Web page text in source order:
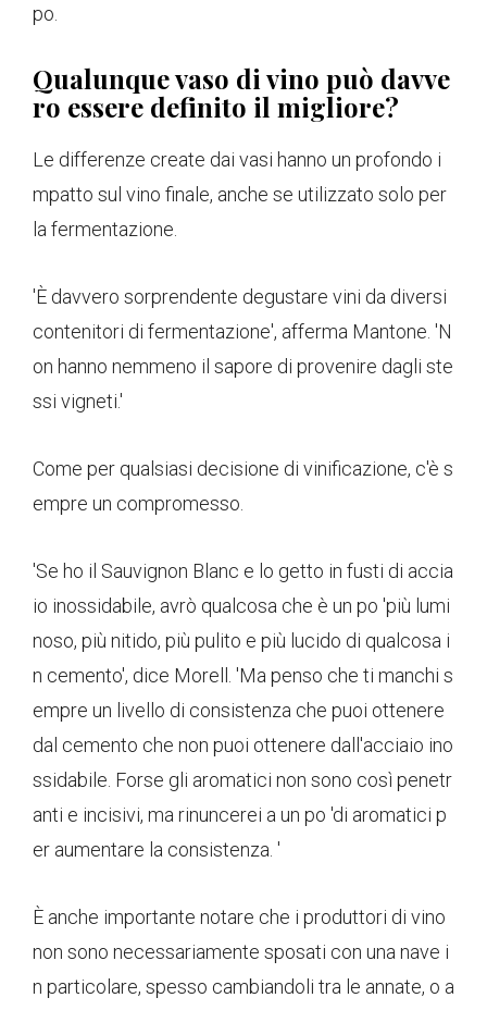
po.
Qualunque vaso di vino può davve
ro essere definito il migliore?
Le differenze create dai vasi hanno un profondo i
mpatto sul vino finale, anche se utilizzato solo per
la fermentazione.
'È davvero sorprendente degustare vini da diversi
contenitori di fermentazione', afferma Mantone. 'N
on hanno nemmeno il sapore di provenire dagli ste
ssi vigneti.'
Come per qualsiasi decisione di vinificazione, c'è s
empre un compromesso.
'Se ho il Sauvignon Blanc e lo getto in fusti di accia
io inossidabile, avrò qualcosa che è un po 'più lumi
noso, più nitido, più pulito e più lucido di qualcosa i
n cemento', dice Morell. 'Ma penso che ti manchi s
empre un livello di consistenza che puoi ottenere
dal cemento che non puoi ottenere dall'acciaio ino
ssidabile. Forse gli aromatici non sono così penetr
anti e incisivi, ma rinuncerei a un po 'di aromatici p
er aumentare la consistenza. '
È anche importante notare che i produttori di vino
non sono necessariamente sposati con una nave i
n particolare, spesso cambiandoli tra le annate, o a